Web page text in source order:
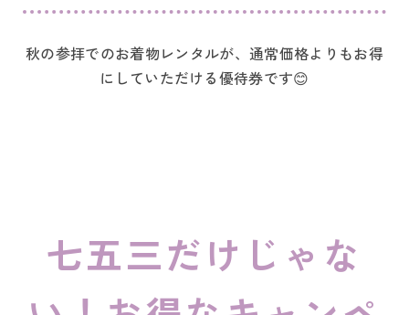
秋の参拝でのお着物レンタルが、通常価格よりもお得
にしていただける優待券です😊
七五三だけじゃな